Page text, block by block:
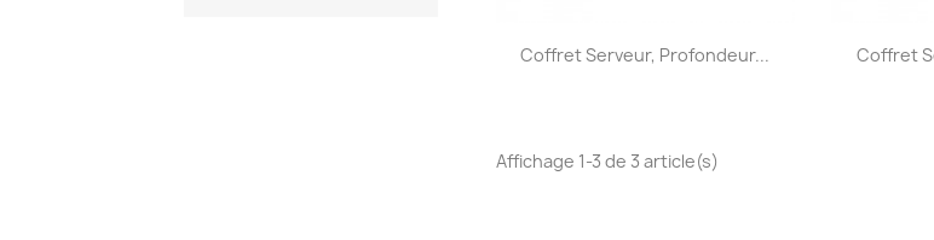
Aperçu rapide
Coffret Serveur, Profondeur... 
Coffret
Affichage 1-3 de 3 article(s)